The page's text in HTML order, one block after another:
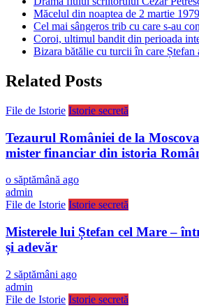
Măcelul din noaptea de 2 martie
Cel mai sângeros trib cu care s-au
Coroi, ultimul bandit din perioada
Bizara bătălie cu turcii în care Ștefan
Related Posts
File de Istorie Istorie secretă
Tezaurul României de la
mister financiar din istoria
o săptămână ago
admin
File de Istorie Istorie secretă
Misterele lui Ștefan cel Mare –
și adevăr
2 săptămâni ago
admin
File de Istorie Istorie secretă